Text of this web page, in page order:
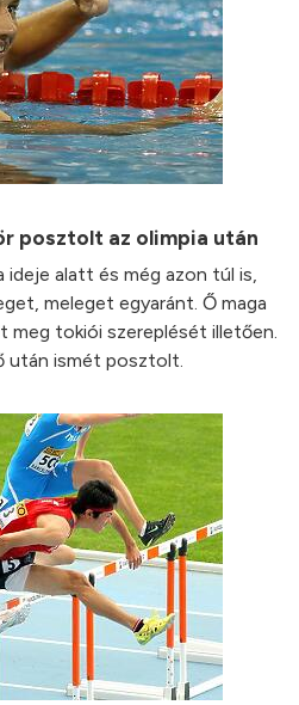
posztolt az olimpia után
ideje alatt és még azon túl is,
meleget egyaránt. Ő maga
meg tokiói szereplését illetően.
után ismét posztolt.